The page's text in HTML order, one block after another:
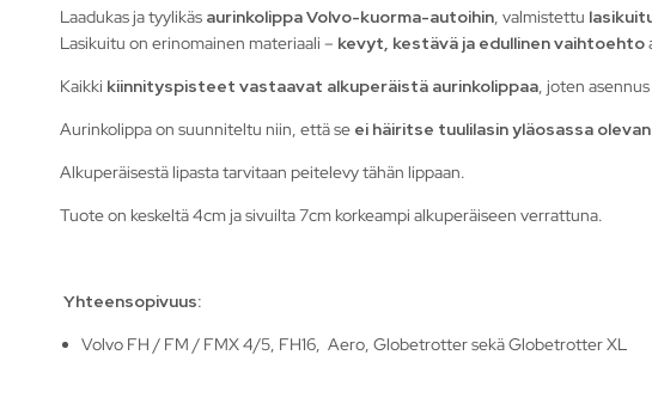
Laadukas ja tyylikäs aurinkolippa Volvo-kuorma-autoihin , valmistettu
Lasikuitu on erinomainen materiaali – kevyt, kestävä ja edullinen vaihtoehto
Kaikki kiinnityspisteet vastaavat alkuperäistä aurinkolippaa , joten
Aurinkolippa on suunniteltu niin, että se ei häiritse tuulilasin yläosassa
Alkuperäisestä lipasta tarvitaan peitelevy tähän lippaan.
Tuote on keskeltä 4cm ja sivuilta 7cm korkeampi alkuperäiseen verrattuna.
Yhteensopivuus:
Volvo FH / FM / FMX 4/5, FH16, Aero, Globetrotter sekä Globetrotter XL